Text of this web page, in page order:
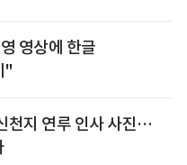
영상에 한글
"
천지 연루 인사 사진…